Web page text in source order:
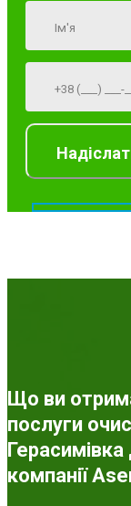
Що ви
послуги
компанії